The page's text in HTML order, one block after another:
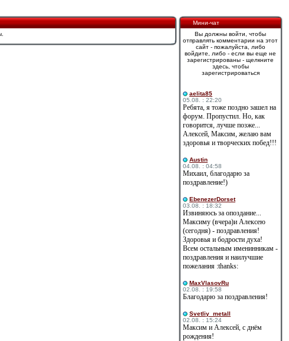
Мини-чат
Вы должны войти, чтобы
отправлять комментарии на этот
сайт - пожалуйста, либо
войдите, либо - если вы еще не
зарегистрированы - щелкните
здесь, чтобы
зарегистрироваться
aelita85
05.08. : 22:20
Ребята, я тоже поздно зашел на
форум. Пропустил. Но, как
говорится, лучше позже...
Алексей, Максим, желаю вам
здоровья и творческих побед!!!
Austin
04.08. : 04:58
Михаил, благодарю за
поздравление!)
EbenezerDorset
03.08. : 18:32
Извиняюсь за опоздание...
Максиму (вчера)и Алексею
(сегодня) - поздравления!
Здоровья и бодрости духа!
Всем остальным именинникам -
поздравления и наилучшие
пожелания :thanks:
MaxVlasovRu
02.08. : 19:58
Благодарю за поздравления!
Svetliy_metall
02.08. : 15:24
Максим и Алексей, с днём
рождения!